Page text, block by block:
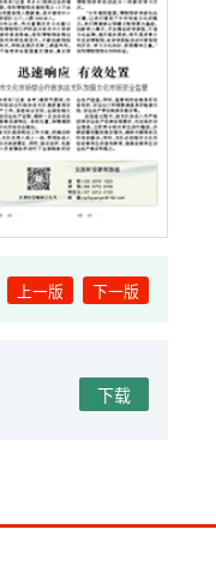
上一版 下一版
下载